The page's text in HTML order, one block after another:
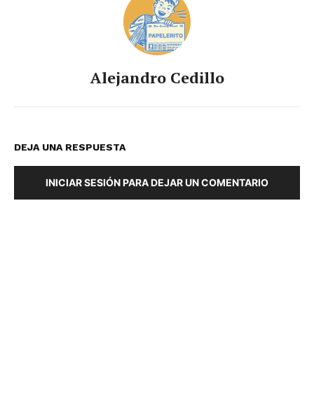
Alejandro Cedillo
DEJA UNA RESPUESTA
INICIAR SESIÓN PARA DEJAR UN COMENTARIO